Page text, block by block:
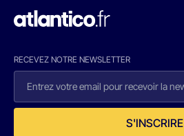
RECEVEZ NOTRE NEWSLETTER
S'INSCRIRE